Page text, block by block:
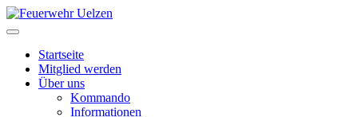
Startseite
Mitglied werden
Über uns
Kommando
Informationen